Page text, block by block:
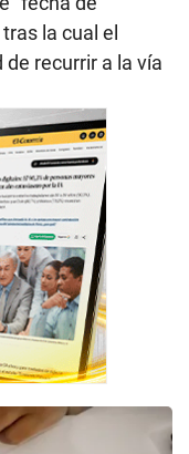
la cual el
recurrir a la vía